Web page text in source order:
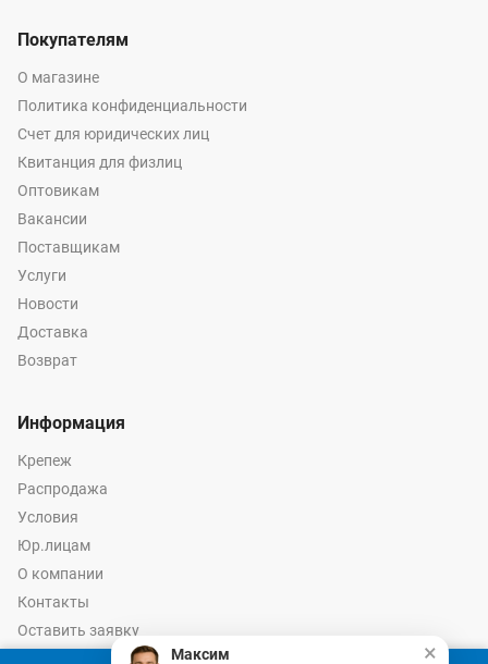
Покупателям
О магазине
Политика конфиденциальности
Счет для юридических лиц
Квитанция для физлиц
Оптовикам
Вакансии
Поставщикам
Услуги
Новости
Доставка
Возврат
Информация
Крепеж
Распродажа
Условия
Юр.лицам
О компании
Контакты
Оставить заявку
Калькулятор крепежа
×
Максим